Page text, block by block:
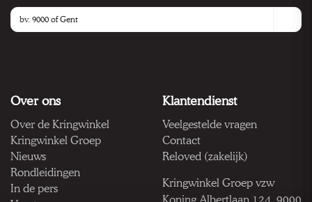
Over ons
Over de Kringwinkel
Kringwinkel Groep
Nieuws
Rondleidingen
In de pers
Klantendienst
Veelgestelde vragen
Contact
Reloved (zakelijk)
Kringwinkel Groep vzw